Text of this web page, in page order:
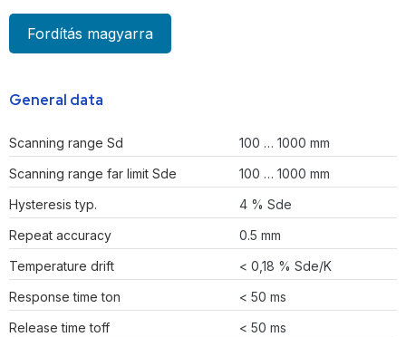
Fordítás magyarra
General data
Scanning range Sd
100 … 1000 mm
Scanning range far limit Sde
100 … 1000 mm
Hysteresis typ.
4 % Sde
Repeat accuracy
0.5 mm
Temperature drift
< 0,18 % Sde/K
Response time ton
< 50 ms
Release time toff
< 50 ms